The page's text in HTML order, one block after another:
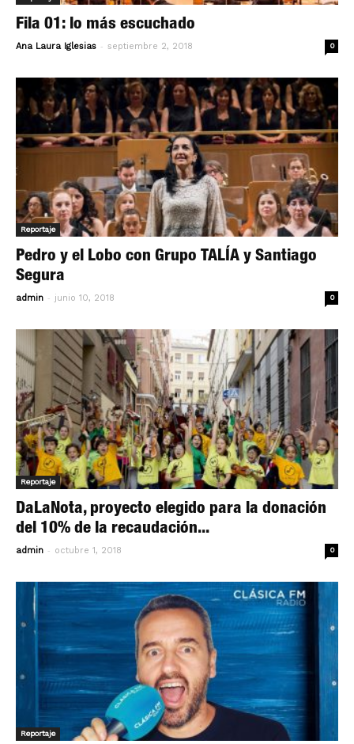
Fila 01: lo más escuchado
Ana Laura Iglesias - septiembre 2, 2018 0
Reportaje
Pedro y el Lobo con Grupo TALÍA y Santiago
Segura
admin - junio 10, 2018 0
Reportaje
DaLaNota, proyecto elegido para la donación
del 10% de la recaudación...
admin - octubre 1, 2018 0
Reportaje